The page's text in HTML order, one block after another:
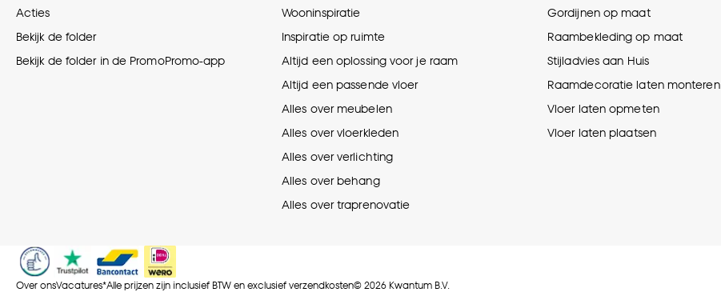
Acties
Bekijk de folder
Bekijk de folder in de PromoPromo-app
Wooninspiratie
Inspiratie op ruimte
Altijd een oplossing voor je raam
Altijd een passende vloer
Alles over meubelen
Alles over vloerkleden
Alles over verlichting
Alles over behang
Alles over traprenovatie
Gordijnen op maat
Raambekleding op maat
Stijladvies aan Huis
Raamdecoratie laten monteren
Vloer laten opmeten
Vloer laten plaatsen
Over onsVacatures*Alle prijzen zijn inclusief BTW en exclusief verzendkosten© 2026 Kwantum B.V.